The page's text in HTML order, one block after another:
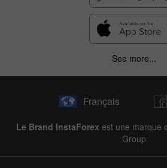
See more...
Français
Le Brand InstaForex est une marque
Group